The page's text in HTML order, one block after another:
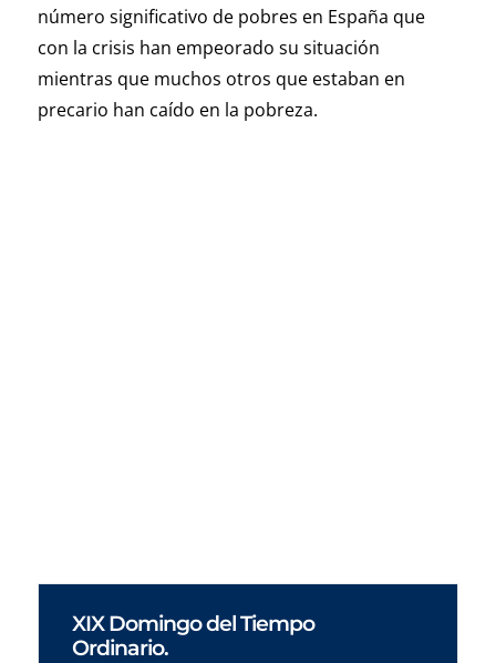
número significativo de pobres en España que
con la crisis han empeorado su situación
mientras que muchos otros que estaban en
precario han caído en la pobreza.
XIX Domingo del Tiempo
Ordinario.